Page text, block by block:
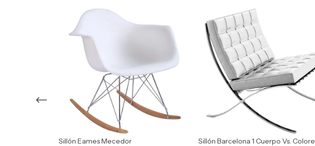
Sillón Eames Mecedor Sillón Barcelona 1 Cuerpo Vs.